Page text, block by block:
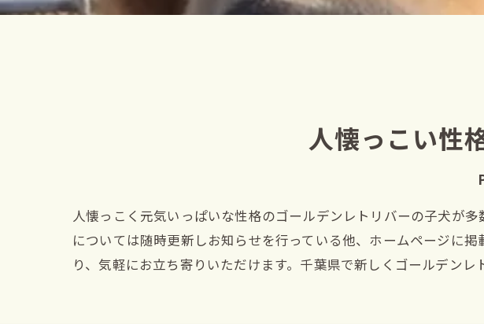
人懐っこい性
人懐っこく元気いっぱいな性格のゴールデンレトリバーの子犬が
については随時更新しお知らせを行っている他、ホームページに
り、気軽にお立ち寄りいただけます。千葉県で新しくゴールデン